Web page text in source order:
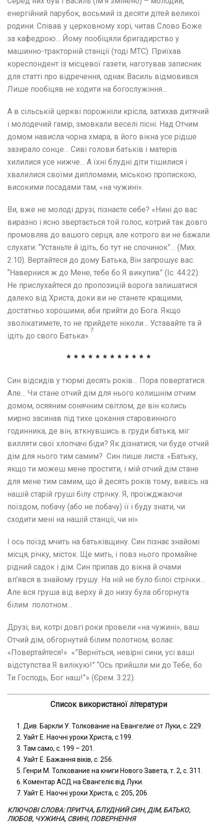
енергійний парубок, восьмий із десяти дітей великої
родини. Співав у церковному хорі, читав Слово Боже
за кафедрою… Йому пообіцяли бригадирство у
машинно-тракторній станції (тоді МТС). Приїхав
кореспондент із місцевої газети, наготував записник
для статті про відречення, однак Василь відмовився.
Лише пообіцяв не ходити на богослужіння…
А в сільській церкві порожніли крісла, затихав дитячий
і молодечий гамір, змовкали веселі пісні. Над Отчим
домом нависла чорна хмара, в його вікна усе рідше
зазирало сонце… Сиві голови батьків і матерів
хилилися усе нижче… А їхні блудні діти тішилися і
хвалилися своїми дипломами, міською пропискою,
високими посадами там, «на чужині».
Ви, вже не молоді друзі, пізнаєте себе? «Нині до вас
виразно і ясно звертається той голос, котрий так довго
промовляв до вашого серця, але котрого ви не бажали
слухати: “Устаньте й ідіть, бо тут не спочинок”… (Мих.
2:10). Вертайтеся до дому Батька, Він запрошує вас:
“Навернися ж до Мене, тебе бо Я викупив” (Іс. 44:22).
Не прислухайтеся до пропозицій ворога залишатися
далеко від Христа, доки ви не станете кращими,
достатньо хорошими, аби прийти до Бога. Якщо
зволікатимете, то не прийдете ніколи… Уставайте та й
ідіть до свого Батька».
7
* * * * * * * * * * * *
Син відсидів у тюрмі десять років… Пора повертатися.
Але… Чи стане отчий дім для нього колишнім отчим
домом, осяяним сонячним світлом, де він колись
мирно засинав під тихе цокання старовинного
годинника, де він, вткнувшись в груди батька, міг
вилляти свої хлопчачі біди? Як дізнатися, чи буде отчий
дім для нього тим самим? Син пише листа: «Батьку,
якщо ти можеш мене простити, і мій отчий дім стане
для мене тим самим, що й десять років тому, вивісь на
нашій старій груші білу стрічку. Я, проїжджаючи
поїздом, побачу (або не побачу) її і буду знати, чи
сходити мені на нашій станції, чи ні».
І ось поїзд мчить на батьківщину. Син пізнає знайомі
місця, річку, місток. Ще мить, і повз нього промайне
рідний садок і дім. Син припав до вікна й очами
вп’явся в знайому грушу. На ній не було білої стрічки…
Але вся груша від верху й до низу була обгорнута
білим полотном…
Друзі, ви, котрі довгі роки провели «на чужині», ваш
Отчий дім, обгорнутий білим полотном, волає:
«Повертайтеся!» «”Верніться, невірні сини, усі ваші
відступства Я вилікую!” “Ось прийшли ми до Тебе, бо
Ти Господь, Бог наш!”» (Єрем. 3:22).
Список використаної літератури
Див. Баркли У. Толкование на Евангелие от Луки, с. 229.
Уайт Е. Наочні уроки Христа, с.199.
Там само, с. 199 – 201.
Уайт Е. Бажання віків, с. 256.
Генри М. Толкование на книги Нового Завета, т. 2, с. 311.
Коментар АСД на Євангеліє від Луки.
Уайт Е. Наочні уроки Христа, с. 205, 206
КЛЮЧОВІ СЛОВА: ПРИТЧА, БЛУДНИЙ СИН, ДІМ, БАТЬКО,
ЛЮБОВ, ЧУЖИНА, СВИНІ, ПОВЕРНЕННЯ